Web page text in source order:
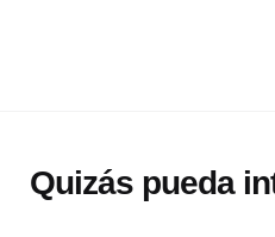
Quizás pueda